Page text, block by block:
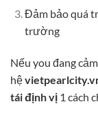
Đảm bảo quá
trường
Nếu you đang
hệ
tái định vị 1 cách